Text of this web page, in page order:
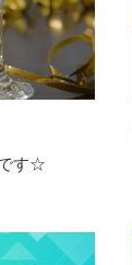
す☆